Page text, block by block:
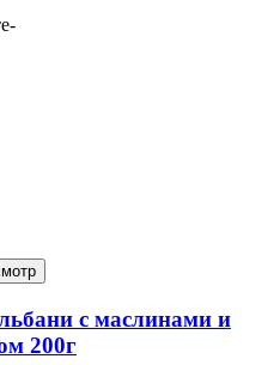
с маслинами и
200г